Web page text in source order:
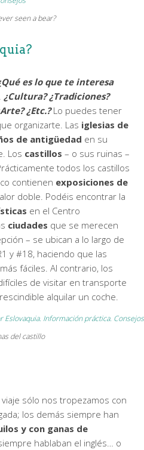
seen a bear?
es lo que te interesa
¿Cultura? ¿Tradiciones?
¿Etc.?Lo puedes tener
organizarte. Las iglesias de
de antigüedad en su
Los castillos – o sus ruinas –
todos los castillos
contienen exposiciones de
doble. Podéis encontrar la
en el Centro
ciudades que se merecen
– se ubican a lo largo de
y #18, haciendo que las
fáciles. Al contrario, los
de visitar en transporte
alquilar un coche.
del castillo
sólo nos tropezamos con
los demás siempre han
y con ganas de
hablaban el inglés… o